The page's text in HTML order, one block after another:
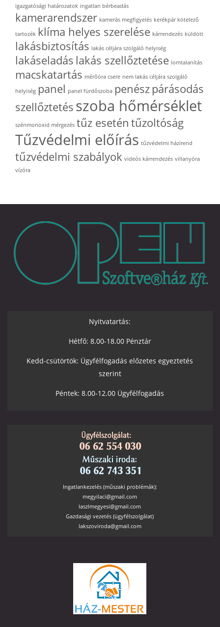
igazgatósági határozatok ingatlan bérbeadás
kamerarendszer kamerás megfigyelés kerékpár kötelező
tartozék klíma helyes szerelése kárrendezés küldött
lakásbiztosítás lakás céljára szolgáló helyiség
lakáseladás lakás szellőztetése lomtalanítás
macskatartás mérőóra csere nem lakás céljára szolgáló
helyiség panel panel fürdőszoba penész párásodás
szellőztetés szoba hőmérséklet
szénmonoxid mérgezés tűz esetén tűzoltóság
Tűzvédelmi előírás tűzvédelmi házirend
tűzvédelmi szabályok videós kárrendezés villanyóra
vízóra
Nyitvatartás:
Hétfő: 8.00-18.00 Pénztár
Kedd-csütörtök: Ügyfélfogadás előzetes egyeztetés
szerint
Péntek: 8.00-12.00 Ügyfélfogadás
Ingatlankezelés (műszaki problémák):
megyilaci@gmail.com
laszlmegyesi@gmail.com
Gazdasági vezetés (ügyfélszolgálat)
lakszoviroda@gmail.com